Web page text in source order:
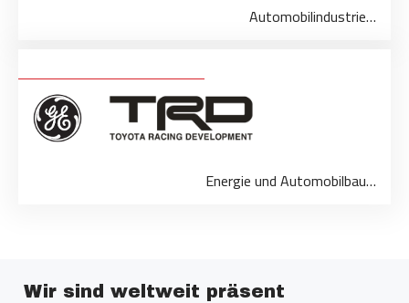
Automobilindustrie…
Energie und Automobilbau…
Wir sind weltweit präsent